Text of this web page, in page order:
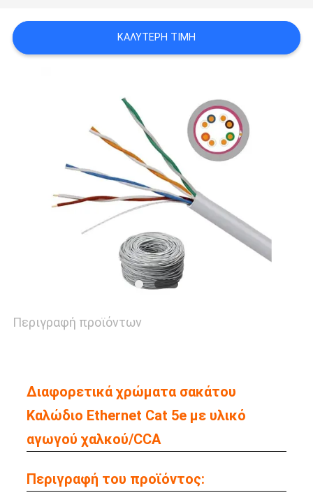
ΕΙΔΉΣΕΙΣ
ΠΕΡΙΠΤΏΣΕΙΣ
ΠΟΛΙΤΙΚΉ
ΑΠΟΡΡΉΤΟΥ
ΚΑΛΎΤΕΡΗ ΤΙΜΉ
Περιγραφή προϊόντων
Διαφορετικά χρώματα σακάτου
Καλώδιο Ethernet Cat 5e με υλικό
αγωγού χαλκού/CCA
Περιγραφή του προϊόντος: